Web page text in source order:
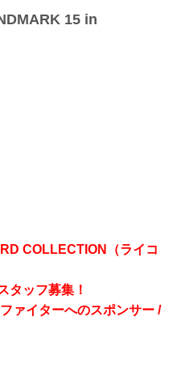
15 in
COLLECTION（ライコ
タッフ募集！
ァイターへのスポンサー /